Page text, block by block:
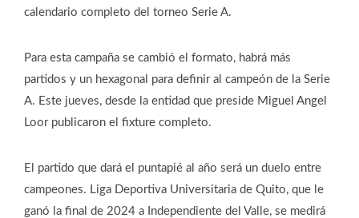
calendario completo del torneo Serie A.
Para esta campaña se cambió el formato, habrá más
partidos y un hexagonal para definir al campeón de la Serie
A. Este jueves, desde la entidad que preside Miguel Angel
Loor publicaron el fixture completo.
El partido que dará el puntapié al año será un duelo entre
campeones. Liga Deportiva Universitaria de Quito, que le
ganó la final de 2024 a Independiente del Valle, se medirá